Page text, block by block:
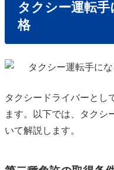
タクシー運転
格
タクシードライバーとし
ます。以下では、タクシ
いて解説します。